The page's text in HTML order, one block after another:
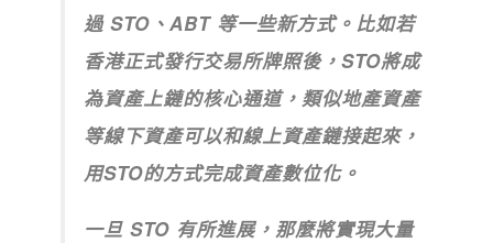
過 STO、ABT 等一些新方式。比如若
香港正式發行交易所牌照後，STO將成
為資產上鏈的核心通道，類似地產資產
等線下資產可以和線上資產鏈接起來，
用STO的方式完成資產數位化。
一旦 STO 有所進展，那麼將實現大量